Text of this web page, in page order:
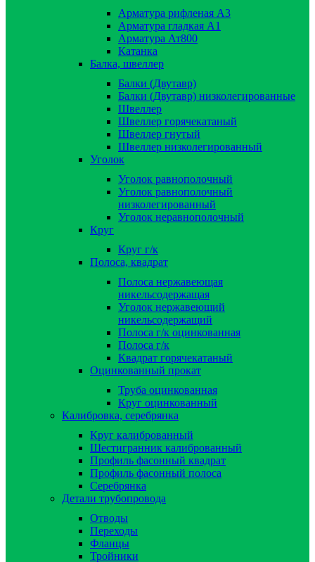
Арматура рифленая А3
Арматура гладкая А1
Арматура Ат800
Катанка
Балка, швеллер
Балки (Двутавр)
Балки (Двутавр) низколегированные
Швеллер
Швеллер горячекатаный
Швеллер гнутый
Швеллер низколегированный
Уголок
Уголок равнополочный
Уголок равнополочный
низколегированный
Уголок неравнополочный
Круг
Круг г/к
Полоса, квадрат
Полоса нержавеющая
никельсодержащая
Уголок нержавеющий
никельсодержащий
Полоса г/к оцинкованная
Полоса г/к
Квадрат горячекатаный
Оцинкованный прокат
Труба оцинкованная
Круг оцинкованный
Калибровка, серебрянка
Круг калиброванный
Шестигранник калиброванный
Профиль фасонный квадрат
Профиль фасонный полоса
Серебрянка
Детали трубопровода
Отводы
Переходы
Фланцы
Тройники